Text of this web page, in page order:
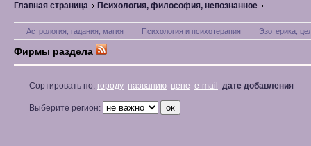
Главная страница Психология, философия, непознанное
Астрология, гадания, магия Психология и психотерапия Эзотерика,
Фирмы раздела
Сортировать по: городу названию цене e-mail дате добавления
Выберите регион: